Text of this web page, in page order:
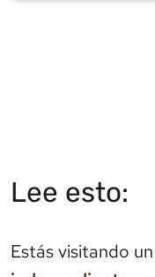
Lee esto:
Estás visitando